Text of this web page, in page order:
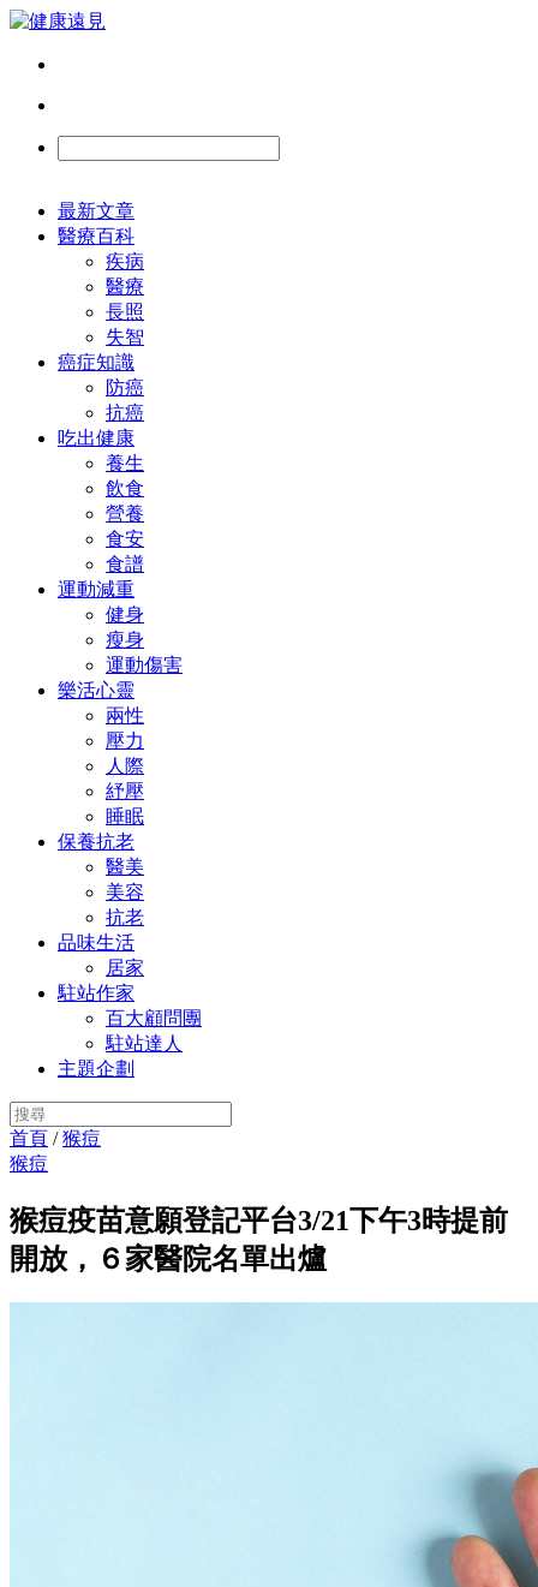
最新文章
醫療百科
疾病
醫療
長照
失智
癌症知識
防癌
抗癌
吃出健康
養生
飲食
營養
食安
食譜
運動減重
健身
瘦身
運動傷害
樂活心靈
兩性
壓力
人際
紓壓
睡眠
保養抗老
醫美
美容
抗老
品味生活
居家
駐站作家
百大顧問團
駐站達人
主題企劃
首頁 /猴痘
猴痘
猴痘疫苗意願登記平台3/21下午3時提前
開放，６家醫院名單出爐